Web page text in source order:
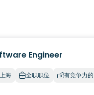
Engineer
上海 全职职位 有竞争力的